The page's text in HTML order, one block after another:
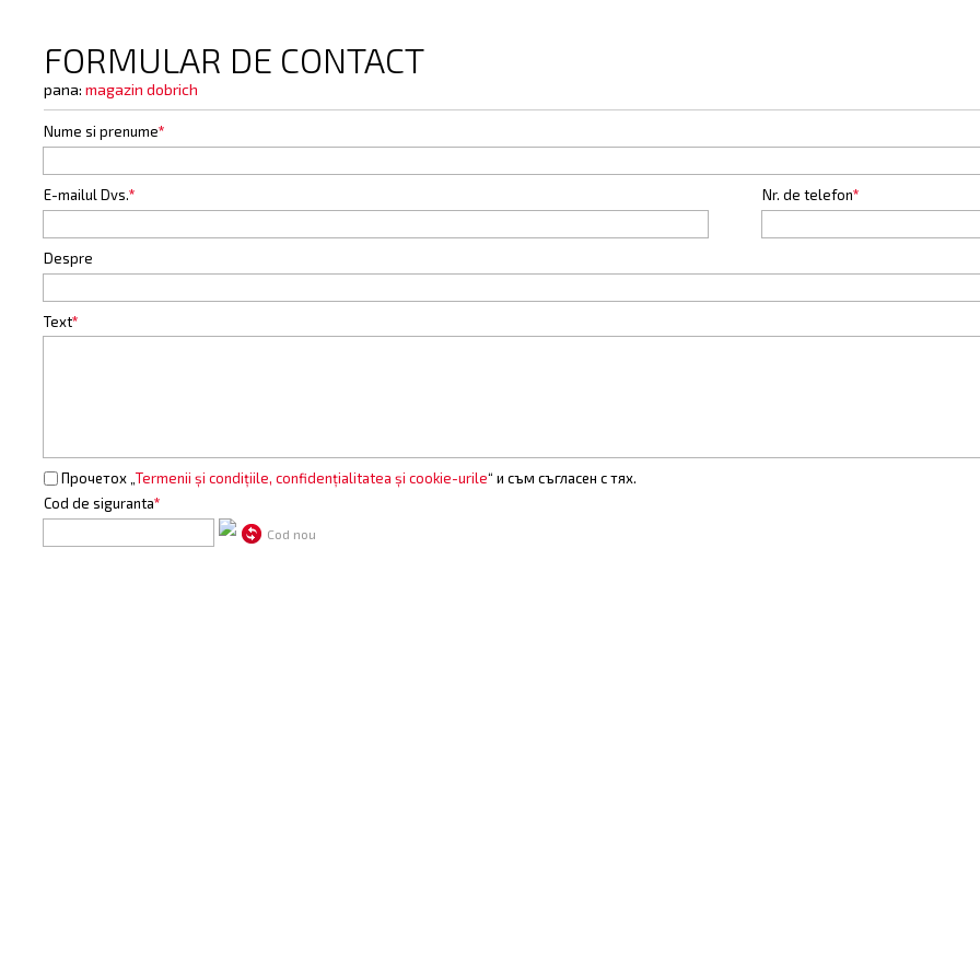
FORMULAR DE CONTACT
pana: magazin dobrich
Nume si prenume*
E-mailul Dvs.* Nr. de telefon*
Despre
Text*
Прочетох „ Termenii și condițiile, confidențialitatea și cookie-urile“ и съм съгласен с тях.
Cod de siguranta*
Cod nou